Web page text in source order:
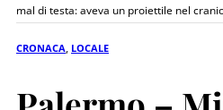
mal di testa: aveva un proiettile nel
CRONACA LOCALE